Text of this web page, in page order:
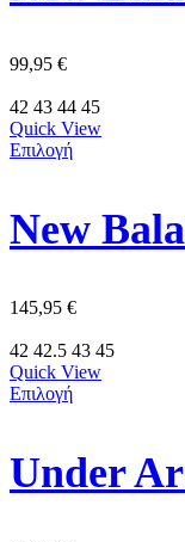
99,95 €
42 43 44 45
Quick View
Επιλογή
145,95 €
42 42.5 43 45
Quick View
Επιλογή